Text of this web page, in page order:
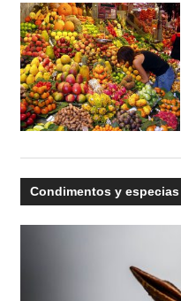
Condimentos y especias